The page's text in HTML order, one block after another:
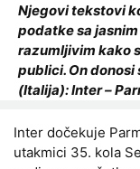
Njegovi tekstovi
podatke sa
razumljivim kako
publici. On donosi
(Italija): Inter –
Inter dočekuje
utakmici 35. kola